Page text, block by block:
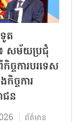
ត
សម័យប្រជុំ
ច្ច​ការបរទេស
ច្ច​ការ
ជន
ព័ត៌មាន